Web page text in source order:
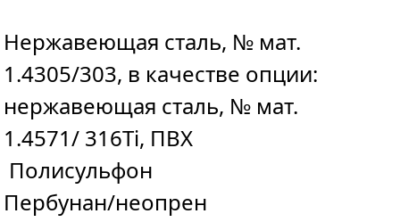
Нержавеющая сталь, № мат.
1.4305/303, в качестве опции:
нержавеющая сталь, № мат.
1.4571/ 316Ti, ПВХ
Полисульфон
Пербунан/неопрен